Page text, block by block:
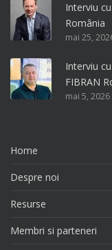
Interviu
România
mai 25,
Interviu
FIBRAN
mai 5, 2026
Home
Despre noi
Resurse
Membri si parteneri